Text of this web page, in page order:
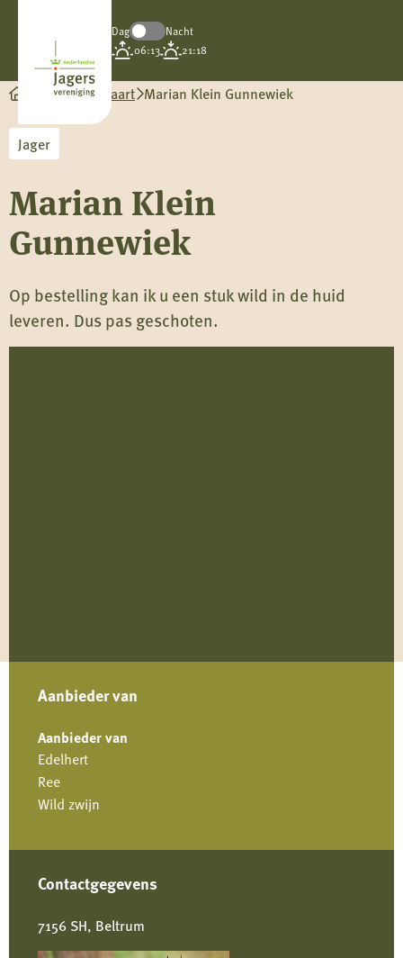
Koninklijke
Nederlandse
Jagersvereniging
Dag
Nacht
06:13
21:18
Wild op de kaart Marian Klein Gunnewiek
Jager
Marian Klein
Gunnewiek
Op bestelling kan ik u een stuk wild in de huid
leveren. Dus pas geschoten.
Aanbieder van
Aanbieder van
Edelhert
Ree
Wild zwijn
Contactgegevens
7156 SH, Beltrum